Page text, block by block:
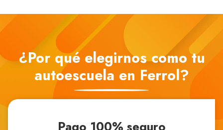
¿Por qué elegirnos como tu
autoescuela en Ferrol?